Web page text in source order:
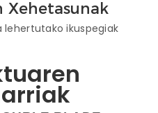
Xehetasunak
lehertutako ikuspegiak